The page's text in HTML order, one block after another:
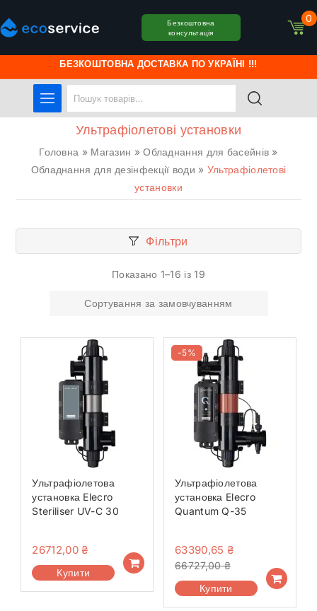
БЕЗКОШТОВНА ДОСТАВКА ПО УКРАЇНІ !!!
Безкоштовна
консультація
0
Ультрафіолетові установки
Головна » Магазин »Обладнання для басейнів »
Обладнання для дезінфекції води » Ультрафіолетові
установки
Фільтри
Показано 1–16 із 19
Сортування за замовчуванням
Ультрафіолетова
установка Elecro
Steriliser UV-C 30
26712,00₴
Купити
-5%
Ультрафіолетова
установка Elecro
Quantum Q-35
63390,65 ₴
66727,00₴
Купити